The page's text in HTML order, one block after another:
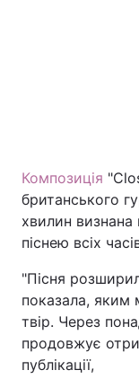
Композиція
британського
хвилин
піснею всіх
"Пісня
показала,
твір. Через
продовжує
публікації,